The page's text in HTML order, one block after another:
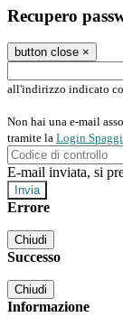
Recupero
button close ×
all'indirizzo indicato
Non hai una e-mail
tramite la Login
E-mail inviata, si
Errore
Chiudi
Successo
Chiudi
Informazione